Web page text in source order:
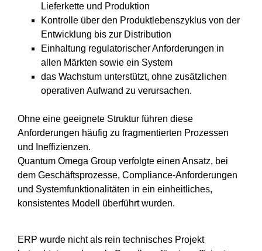
Lieferkette und Produktion
Kontrolle über den Produktlebenszyklus von der
Entwicklung bis zur Distribution
Einhaltung regulatorischer Anforderungen in
allen Märkten sowie ein System
das Wachstum unterstützt, ohne zusätzlichen
operativen Aufwand zu verursachen.
Ohne eine geeignete Struktur führen diese
Anforderungen häufig zu fragmentierten Prozessen
und Ineffizienzen.
Quantum Omega Group verfolgte einen Ansatz, bei
dem Geschäftsprozesse, Compliance-Anforderungen
und Systemfunktionalitäten in ein einheitliches,
konsistentes Modell überführt wurden.
ERP wurde nicht als rein technisches Projekt